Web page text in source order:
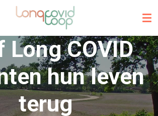
Long COVID
hun leven
terug